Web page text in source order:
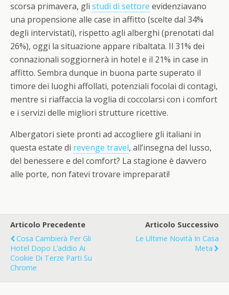
scorsa primavera, gli studi di settore evidenziavano
una propensione alle case in affitto (scelte dal 34%
degli intervistati), rispetto agli alberghi (prenotati dal
26%), oggi la situazione appare ribaltata. Il 31% dei
connazionali soggiornerà in hotel e il 21% in case in
affitto. Sembra dunque in buona parte superato il
timore dei luoghi affollati, potenziali focolai di contagi,
mentre si riaffaccia la voglia di coccolarsi con i comfort
e i servizi delle migliori strutture ricettive.
Albergatori siete pronti ad accogliere gli italiani in
questa estate di revenge travel, all’insegna del lusso,
del benessere e del comfort? La stagione è davvero
alle porte, non fatevi trovare impreparati!
Articolo Precedente
Cosa Cambierà Per Gli
Hotel Dopo L’addio Ai
Cookie Di Terze Parti Su
Chrome
Articolo Successivo
Le Ultime Novità In Casa
Meta